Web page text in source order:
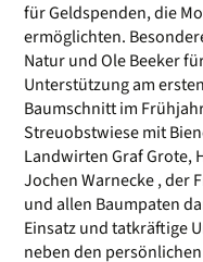
für Geldspenden, die
ermöglichten.
Natur und Ole Beeker
Unterstützung am
Baumschnitt im
Streuobstwiese mit
Landwirten Graf Grote,
Jochen Warnecke , der
und allen Baumpaten
Einsatz und tatkräftige
neben den